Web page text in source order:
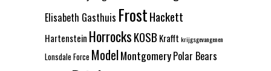
Elisabeth Gasthuis FrostHackett
Hartenstein HorrocksKOSB Krafft krijgsgevangenen
Lonsdale Force ModelMontgomeryPolar Bears